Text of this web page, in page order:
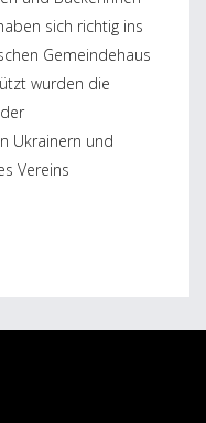
sich richtig ins
Gemeindehaus
wurden die
Ukrainern und
Vereins